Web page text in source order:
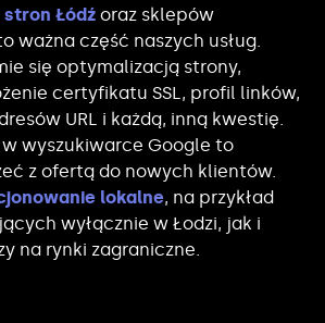
stron Łódź oraz sklepów
ważna część naszych usług.
się optymalizacją strony,
certyfikatu SSL, profil linków,
URL i każdą, inną kwestię.
wyszukiwarce Google to
z ofertą do nowych klientów.
lokalne, na przykład
wyłącznie w Łodzi, jak i
na rynki zagraniczne.